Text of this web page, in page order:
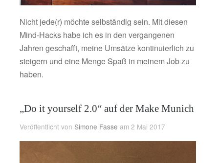
Nicht jede(r) möchte selbständig sein. Mit diesen
Mind-Hacks habe ich es in den vergangenen
Jahren geschafft, meine Umsätze kontinuierlich zu
steigern und eine Menge Spaß in meinem Job zu
haben.
„Do it yourself 2.0“ auf der Make Munich
Veröffentlicht von Simone Fasse am 2 Mai 2017